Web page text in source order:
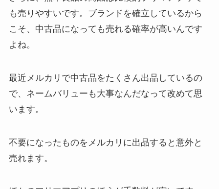
も売りやすいです。ブランドを確立しているから
こそ、中古品になっても売れる確率が高いんです
よね。
最近メルカリで中古品をたくさん出品しているの
で、ネームバリューも大事なんだなって改めて思
います。
不要になったものをメルカリに出品すると意外と
売れます。